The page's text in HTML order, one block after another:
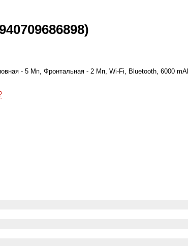
- 5 Мп, Фронтальная - 2 Мп, Wi-Fi, Bluetooth, 6000